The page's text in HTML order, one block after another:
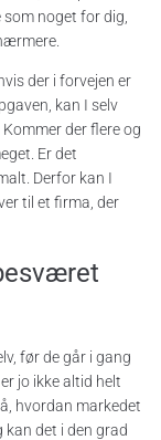
noget for dig,
der i forvejen er
kan I selv
der flere og
Er det
Derfor kan I
til et firma, der
før de går i gang
jo ikke altid helt
hvordan markedet
kan det i den grad